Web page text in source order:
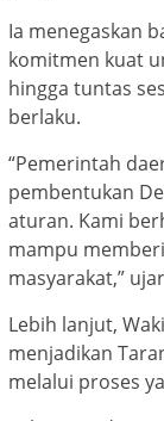
Ia menegaskan
komitmen kuat
hingga tuntas
berlaku.
“Pemerintah
pembentukan
aturan. Kami
mampu
masyarakat,”
Lebih lanjut,
menjadikan
melalui proses